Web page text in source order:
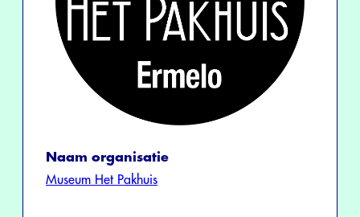
Naam organisatie
Museum Het Pakhuis